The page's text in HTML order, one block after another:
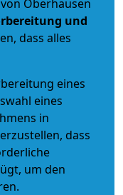
Oberhausen
und
dass alles
eines
eines
in
dass
um den